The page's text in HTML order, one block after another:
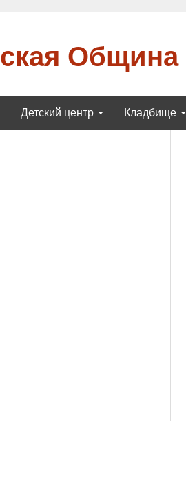
Община
Детский центр Кладбище